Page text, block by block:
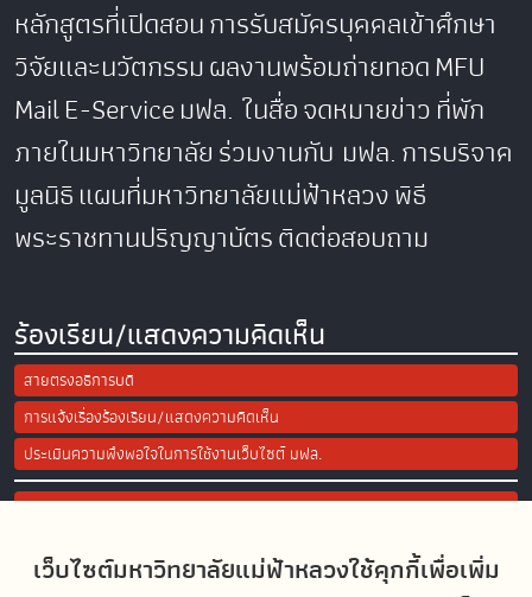
เว็บไซต์มหาวิทยาลัยแม่ฟ้าหลวงใช้คุกกี้เพื่อเพิ่ม
หลักสูตรที่เปิดสอนการรับสมัครบุคคลเข้าศึกษา
วิจัยและนวัตกรรมผลงานพร้อมถ่ายทอดMFU
MailE-Serviceมฟล. ในสื่อจดหมายข่าวที่พัก
ภายในมหาวิทยาลัยร่วมงานกับ มฟล.การบริจาค
มูลนิธิแผนที่มหาวิทยาลัยแม่ฟ้าหลวงพิธี
พระราชทานปริญญาบัตรติดต่อสอบถาม
ร้องเรียน/แสดงความคิดเห็น
สายตรงอธิการบดี
การแจ้งเรื่องร้องเรียน/แสดงความคิดเห็น
ประเมินความพึงพอใจในการใช้งานเว็บไซต์ มฟล.
Site Map
Social Media